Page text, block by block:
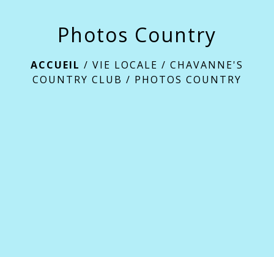
Photos Country
ACCUEIL / VIE LOCALE / CHAVANNE'S
COUNTRY CLUB / PHOTOS COUNTRY